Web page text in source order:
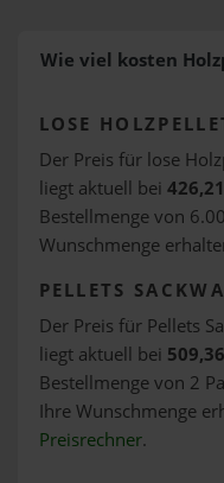
Wie viel kosten
LOSE
Der Preis für lose
liegt aktuell bei
Bestellmenge von
Wunschmenge
PELLETS
Der Preis für Pellets
liegt aktuell bei
Bestellmenge von 2
Ihre Wunschmenge
Preisrechner.